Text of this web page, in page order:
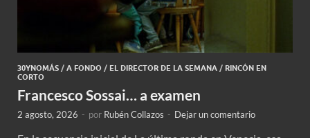
30YNOMÁS / A FONDO / EL DIRECTOR DE LA SEMANA / RINCÓN EN
CORTO
Francesco Sossai… a examen
2 agosto, 2026 - por Rubén Collazos - Dejar un comentario